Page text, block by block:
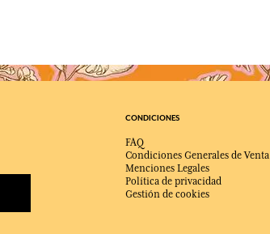
CONDICIONES
FAQ
Condiciones Generales de Venta
Menciones Legales
Política de privacidad
Gestión de cookies